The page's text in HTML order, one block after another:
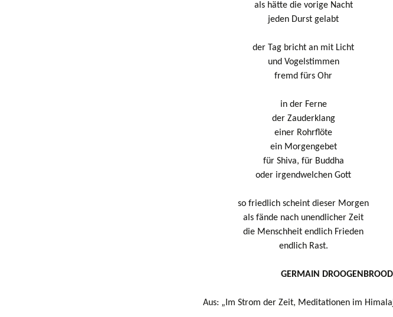
als hätte die vorige Nacht
jeden Durst gelabt
der Tag bricht an mit Licht
und Vogelstimmen
fremd fürs Ohr
in der Ferne
der Zauderklang
einer Rohrflöte
ein Morgengebet
für Shiva, für Buddha
oder irgendwelchen Gott
so friedlich scheint dieser Morgen
als fände nach unendlicher Zeit
die Menschheit endlich Frieden
endlich Rast.
GERMAIN
Aus: „Im Strom der Zeit, Meditationen im